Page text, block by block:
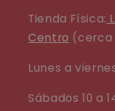
Tienda Física:
Centro (cerca
Lunes a
Sábados 10 a